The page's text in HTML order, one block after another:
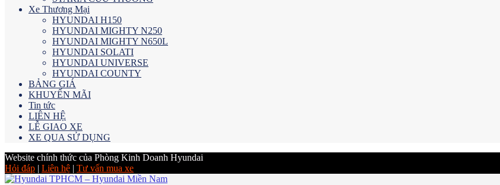
Xe Thương Mại
HYUNDAI H150
HYUNDAI MIGHTY N250
HYUNDAI MIGHTY N650L
HYUNDAI SOLATI
HYUNDAI UNIVERSE
HYUNDAI COUNTY
BẢNG GIÁ
KHUYẾN MÃI
Tin tức
LIÊN HỆ
LỄ GIAO XE
XE QUA SỬ DỤNG
Website chính thức của Phòng Kinh Doanh Hyundai
Hỏi đáp | Liên hệ | Tư vấn mua xe